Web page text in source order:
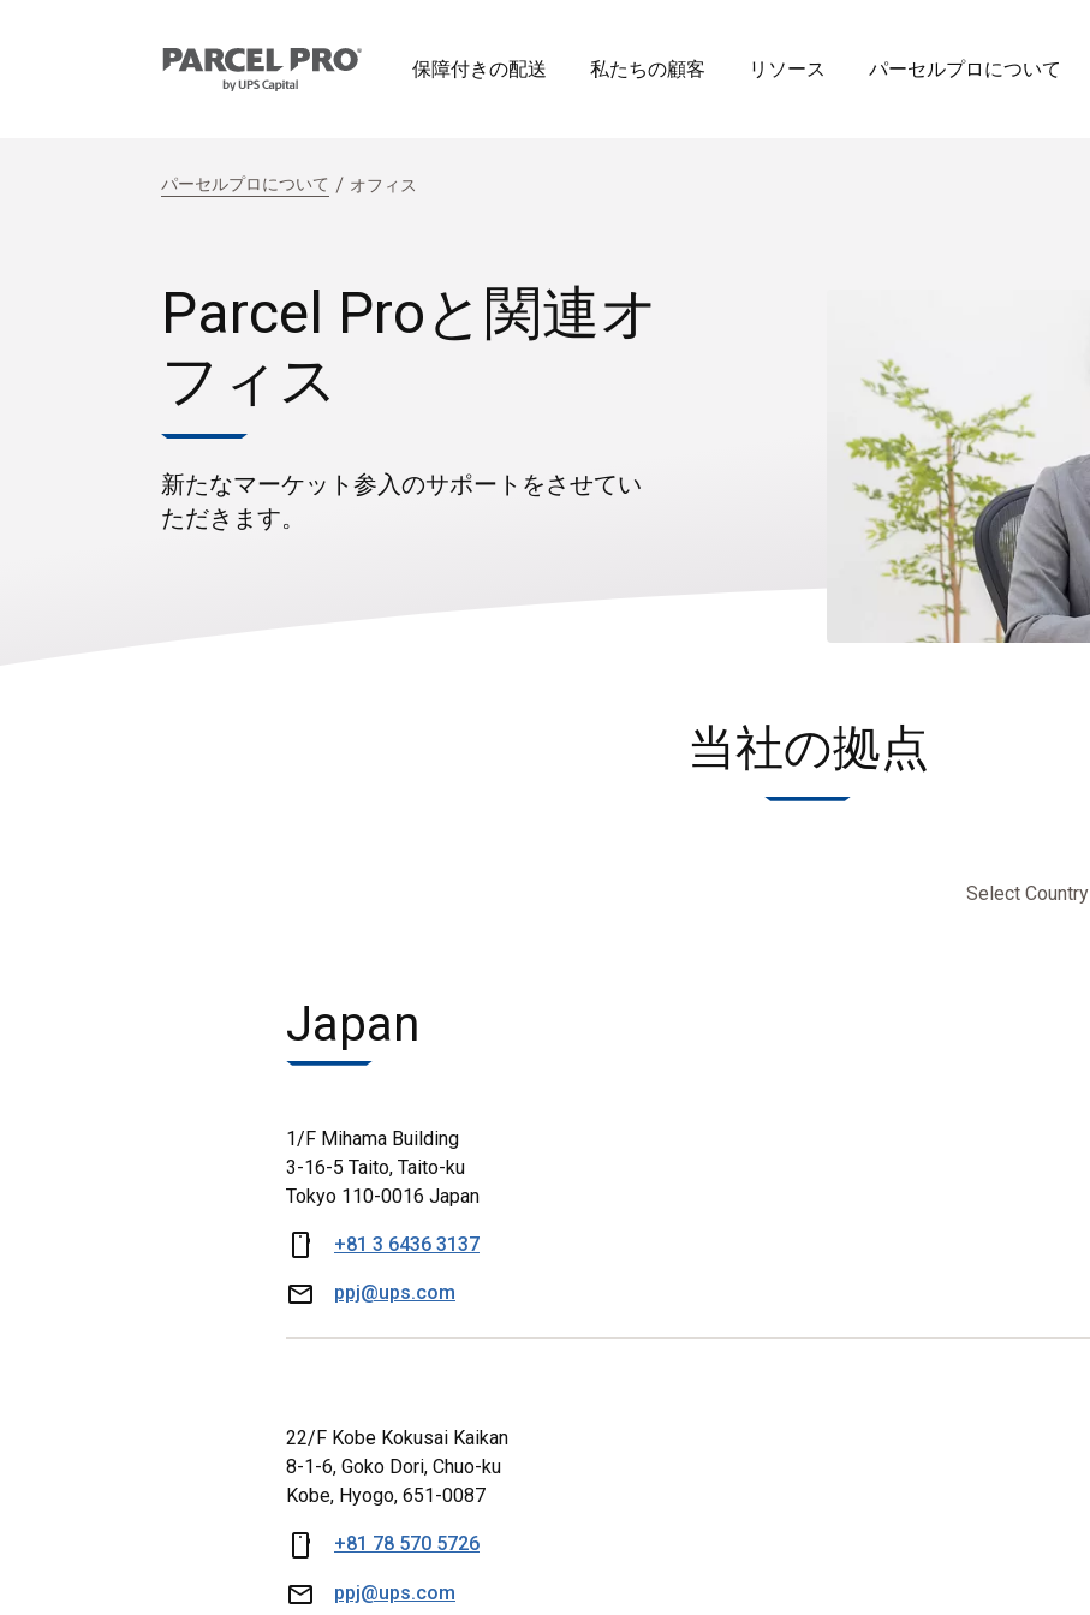
保障付きの配送 私たちの顧客 リソース パーセルプロについて
パーセルプロについて オフィス
Parcel Proと関連オ
フィス
新たなマーケット参入のサポートをさせてい
ただきます。
当社の拠点
Select Country
Japan
1/F Mihama Building
3-16-5 Taito, Taito-ku
Tokyo 110-0016 Japan
+81 3 6436 3137
ppj@ups.com
22/F Kobe Kokusai Kaikan
8-1-6, Goko Dori, Chuo-ku
Kobe, Hyogo, 651-0087
+81 78 570 5726
ppj@ups.com